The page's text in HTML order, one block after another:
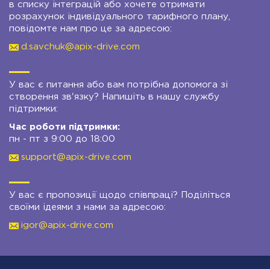
в списку інтеграцій або хочете отримати
розрахунок індивідуального тарифного плану,
повідомте нам про це за адресою:
d.savchuk@apix-drive.com
У вас є питання або вам потрібна допомога зі
створення зв'язку? Напишіть в нашу службу
підтримки:
Час роботи підтримки:
пн - пт з 9:00 до 18:00
support@apix-drive.com
У вас є пропозиції щодо співпраці? Поділіться
своїми ідеями з нами за адресою:
igor@apix-drive.com